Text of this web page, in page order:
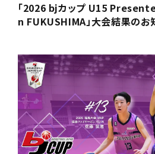
「2026 bjカップ U15
n FUKUSHIMA」大会結果のお